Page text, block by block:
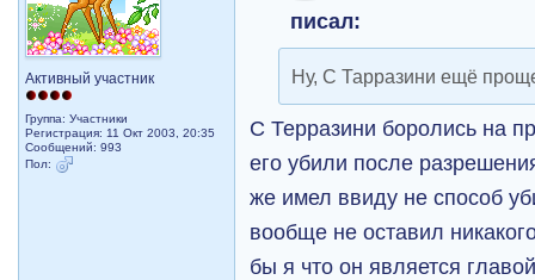
Активный участник
Группа: Участники
Регистрация: 11 Окт 2003, 20:35
Сообщений: 993
Пол:
писал:
Ну, С Тарразини ещё
С Терразини боролись на
его убили после
же имел ввиду не способ
вообще не оставил
бы я что он является